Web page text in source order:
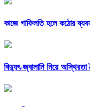
কাজে গাফিলতি হলে কঠোর
বিদ্যুৎ-জ্বালানি নিয়ে অস্থিরতা